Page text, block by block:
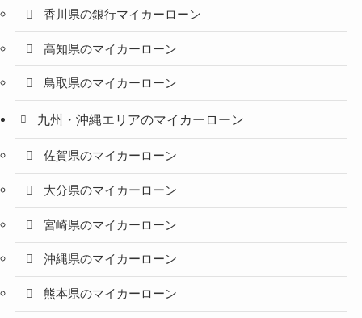
香川県の銀行マイカーローン
高知県のマイカーローン
鳥取県のマイカーローン
九州・沖縄エリアのマイカーローン
佐賀県のマイカーローン
大分県のマイカーローン
宮崎県のマイカーローン
沖縄県のマイカーローン
熊本県のマイカーローン